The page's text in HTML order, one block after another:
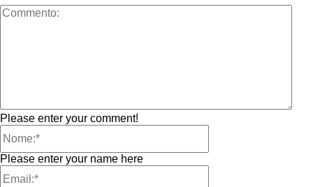
Please enter your comment!
Please enter your name here